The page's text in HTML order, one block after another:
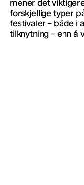
mener det
forskjellige typer
festivaler – både i
tilknytning – enn å